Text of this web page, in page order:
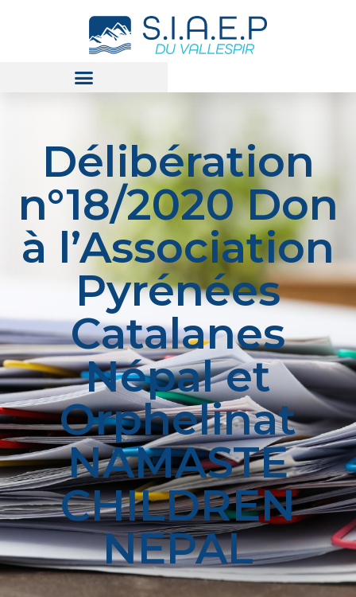
Délibération
n°18/2020 Don
à l’Association
Pyrénées
Catalanes
Népal et
Orphelinat
NAMASTE
CHILDREN
NEPAL